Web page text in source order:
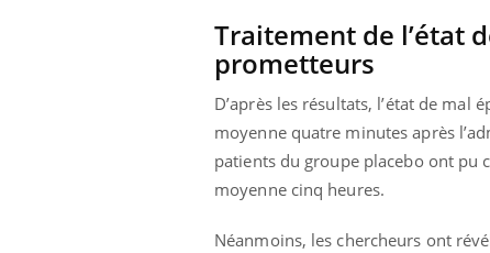
Traitement de l’état
prometteurs
D’après les résultats, l’état de mal
moyenne quatre minutes après
patients du groupe placebo ont pu
moyenne cinq heures.
Néanmoins, les chercheurs ont